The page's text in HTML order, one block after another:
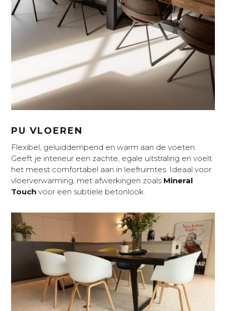
PU VLOEREN
Flexibel, geluiddempend en warm aan de voeten.
Geeft je interieur een zachte, egale uitstraling en voelt
het meest comfortabel aan in leefruimtes. Ideaal voor
vloerverwarming, met afwerkingen zoals Mineral
Touch voor een subtiele betonlook.